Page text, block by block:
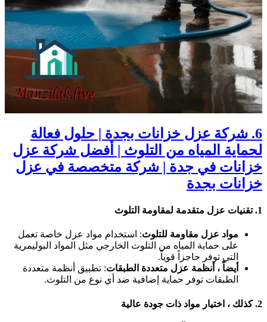
6. شركة عزل خزانات بجدة | حلول فعالة
لحماية المياه من التلوث | أفضل شركة عزل
خزانات في جدة | شركة متخصصة في عزل
خزانات بجدة
1. تقنيات عزل متقدمة لمقاومة التلوث
مواد عزل مقاومة للتلوث: استخدام مواد عزل خاصة تعمل
على حماية المياه من التلوث الخارجي مثل المواد البوليمرية
التي توفر حاجزاً قوياً.
أيضاً ، أنظمة عزل متعددة الطبقات: تطبيق أنظمة متعددة
الطبقات توفر حماية إضافية ضد أي نوع من التلوث.
2. كذلك ، اختيار مواد ذات جودة عالية